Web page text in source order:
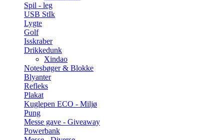
Spil - leg
USB StIk
Lygte
Golf
Isskraber
Drikkedunk
Xindao
Notesbøger & Blokke
Blyanter
Refleks
Plakat
Kuglepen ECO - Miljø
Pung
Messe gave - Giveaway
Powerbank